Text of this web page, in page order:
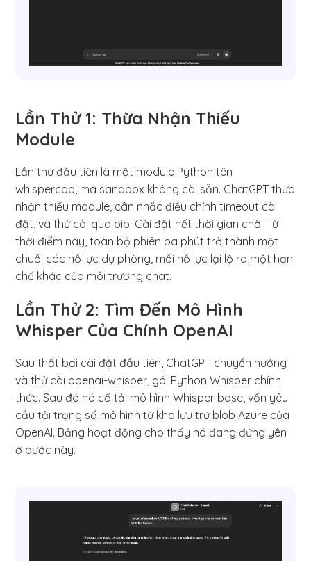
Lần Thử 1: Thừa Nhận Thiếu
Module
Lần thử đầu tiên là một module Python tên
whispercpp, mà sandbox không cài sẵn. ChatGPT thừa
nhận thiếu module, cân nhắc điều chỉnh timeout cài
đặt, và thử cài qua pip. Cài đặt hết thời gian chờ. Từ
thời điểm này, toàn bộ phiên ba phút trở thành một
chuỗi các nỗ lực dự phòng, mỗi nỗ lực lại lộ ra một hạn
chế khác của môi trường chat.
Lần Thử 2: Tìm Đến Mô Hình
Whisper Của Chính OpenAI
Sau thất bại cài đặt đầu tiên, ChatGPT chuyển hướng
và thử cài openai-whisper, gói Python Whisper chính
thức. Sau đó nó cố tải mô hình Whisper base, vốn yêu
cầu tải trọng số mô hình từ kho lưu trữ blob Azure của
OpenAI. Bảng hoạt động cho thấy nó đang đứng yên
ở bước này.